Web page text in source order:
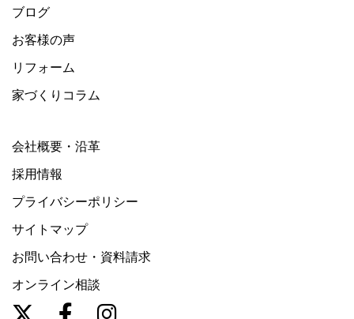
ブログ
お客様の声
リフォーム
家づくりコラム
会社概要・沿革
採用情報
プライバシーポリシー
サイトマップ
お問い合わせ・資料請求
オンライン相談